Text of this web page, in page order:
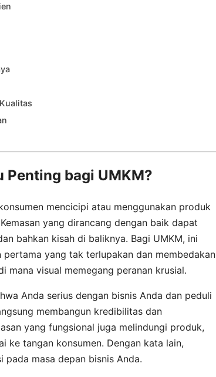
Penting bagi UMKM?
mencicipi atau menggunakan produk
yang dirancang dengan baik dapat
bahkan kisah di baliknya. Bagi UMKM, ini
yang tak terlupakan dan membedakan
mana visual memegang peranan krusial.
Anda serius dengan bisnis Anda dan peduli
membangun kredibilitas dan
yang fungsional juga melindungi produk,
ke tangan konsumen. Dengan kata lain,
masa depan bisnis Anda.